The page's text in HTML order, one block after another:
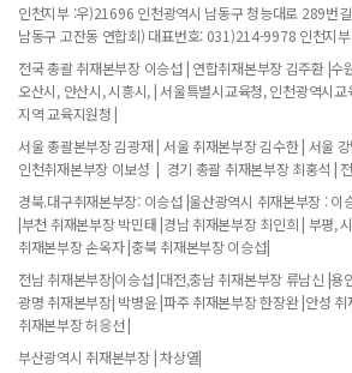
인천지부 :우)21696 인천광역시 남동구 청능대로 289번
남동구 고잔동 연합회) 대표번호: 031)214-9978 인천지
전국 총괄 취재본부장 이승섭 | 연합취재본부장 김주환 |수
오산시, 안산시, 시흥시, | 서울특별시교육청, 인천광역시
지역 교육지원청 |
서울 총괄본부장 김광재 | 서울 취재본부장 김수한 | 서울
인천취재본부장 이보성 | 경기 총괄 취재본부장 최홍석 |
경북.대구취재본부장: 이승섭 |울산광역시 취재본부장 : 이
|부천 취재본부장 박민태 |경남 취재본부장 최인희 | 부평,
취재본부장 손옥자 |충북 취재본부장 이승섭|
전남 취재본부장|이승섭 |대전,충남 취재본부장 류남신 |용
광명 취재본부장| 박병윤 |파주 취재본부장 한장완 |안성
취재본부장 허응선 |
부산광역시 취재본부장 | 차상열|